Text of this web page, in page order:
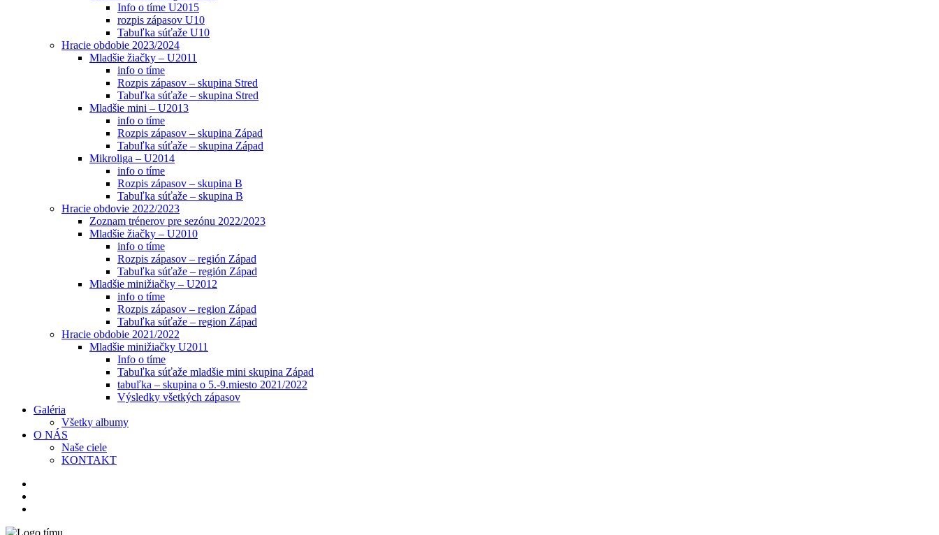
Info o tíme U2015
rozpis zápasov U10
Tabuľka súťaže U10
Hracie obdobie 2023/2024
Mladšie žiačky – U2011
info o tíme
Rozpis zápasov – skupina Stred
Tabuľka súťaže – skupina Stred
Mladšie mini – U2013
info o tíme
Rozpis zápasov – skupina Západ
Tabuľka súťaže – skupina Západ
Mikroliga – U2014
info o tíme
Rozpis zápasov – skupina B
Tabuľka súťaže – skupina B
Hracie obdovie 2022/2023
Zoznam trénerov pre sezónu 2022/2023
Mladšie žiačky – U2010
info o tíme
Rozpis zápasov – región Západ
Tabuľka súťaže – región Západ
Mladšie minižiačky – U2012
info o tíme
Rozpis zápasov – region Západ
Tabuľka súťaže – region Západ
Hracie obdobie 2021/2022
Mladšie minižiačky U2011
Info o tíme
Tabuľka súťaže mladšie mini skupina Západ
tabuľka – skupina o 5.-9.miesto 2021/2022
Výsledky všetkých zápasov
Galéria
Všetky albumy
O NÁS
Naše ciele
KONTAKT